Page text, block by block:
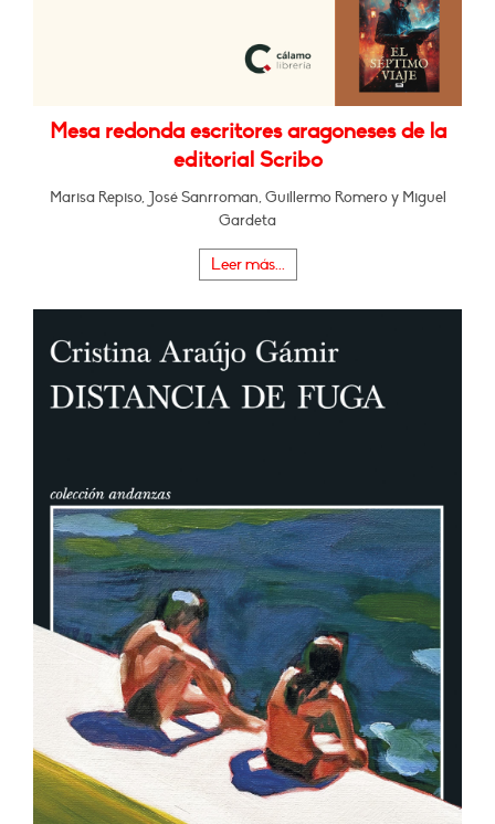
Mesa redonda escritores aragoneses de la
editorial Scribo
Marisa Repiso, José Sanrroman, Guillermo Romero y Miguel
Gardeta
Leer más...